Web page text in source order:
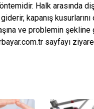
Halk arasında
kapanış kusurlarını
ve problemin şekline
sayfayı